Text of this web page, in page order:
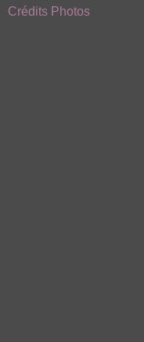
Crédits Photos